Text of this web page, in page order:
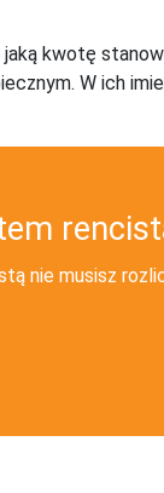
jaką kwotę
W ich
nie musisz